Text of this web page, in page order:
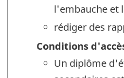
l'embauche et
rédiger des
Conditions
Un diplôme